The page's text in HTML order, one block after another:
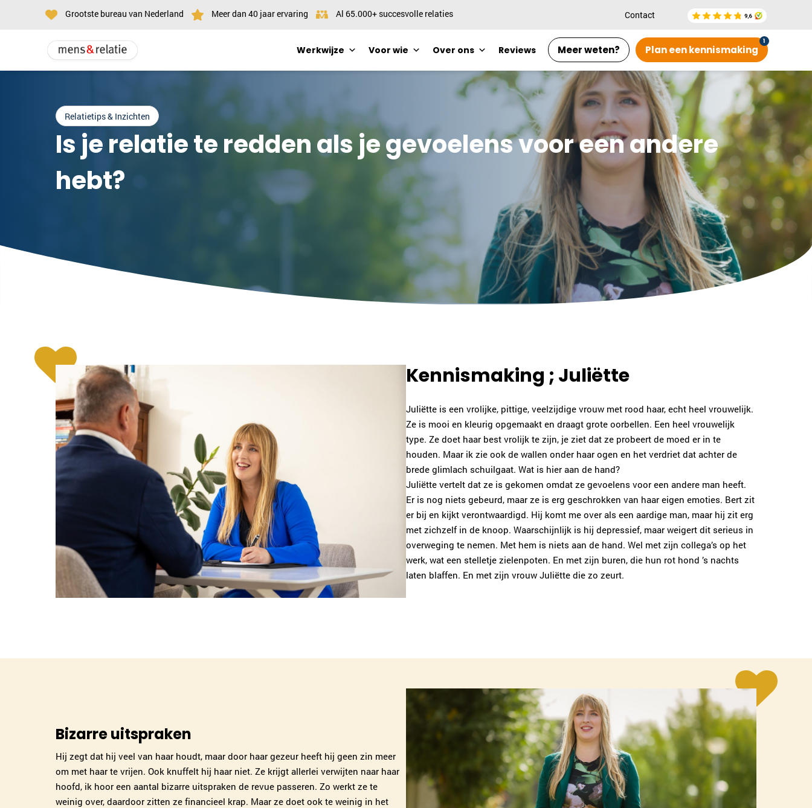
Grootste bureau van Nederland Meer dan 40 jaar ervaring Al 65.000+ succesvolle relaties Contact
Werkwijze Voor wie Over ons Reviews Meer weten? Plan een kennismaking
Relatietips & Inzichten
Is je relatie te redden als je gevoelens voor een andere
hebt?
Kennismaking ; Juliëtte
Juliëtte is een vrolijke, pittige, veelzijdige vrouw met rood haar, echt heel vrouwelijk.
Ze is mooi en kleurig opgemaakt en draagt grote oorbellen. Een heel vrouwelijk
type. Ze doet haar best vrolijk te zijn, je ziet dat ze probeert de moed er in te
houden. Maar ik zie ook de wallen onder haar ogen en het verdriet dat achter de
brede glimlach schuilgaat. Wat is hier aan de hand?
Juliëtte vertelt dat ze is gekomen omdat ze gevoelens voor een andere man heeft.
Er is nog niets gebeurd, maar ze is erg geschrokken van haar eigen emoties. Bert zit
er bij en kijkt verontwaardigd. Hij komt me over als een aardige man, maar hij zit erg
met zichzelf in de knoop. Waarschijnlijk is hij depressief, maar weigert dit serieus in
overweging te nemen. Met hem is niets aan de hand. Wel met zijn collega’s op het
werk, wat een stelletje zielenpoten. En met zijn buren, die hun rot hond ’s nachts
laten blaffen. En met zijn vrouw Juliëtte die zo zeurt.
Bizarre uitspraken
Hij zegt dat hij veel van haar houdt, maar door haar gezeur heeft hij geen zin meer
om met haar te vrijen. Ook knuffelt hij haar niet. Ze krijgt allerlei verwijten naar haar
hoofd, ik hoor een aantal bizarre uitspraken de revue passeren. Zo werkt ze te
weinig over, daardoor zitten ze financieel krap. Maar ze doet ook te weinig in het